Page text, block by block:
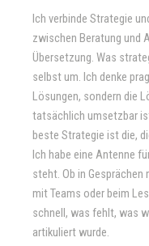
Ich verbinde Strategie
zwischen Beratung und
Übersetzung. Was
selbst um. Ich denke
Lösungen, sondern die
tatsächlich umsetzbar
beste Strategie ist die,
Ich habe eine Antenne
steht. Ob in
mit Teams oder beim
schnell, was fehlt, was
artikuliert wurde.